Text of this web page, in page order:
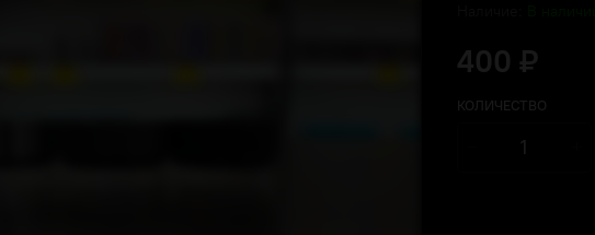
400 ₽
КОЛИЧЕСТВО